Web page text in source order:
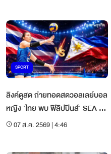
SPORT
ลิงค์ดูสด ถ่ายทอดสดวอลเลย์บอล
หญิง 'ไทย พบ ฟิลิปปินส์' SEA V
Cup 2026
07 ส.ค. 2569 | 4:46